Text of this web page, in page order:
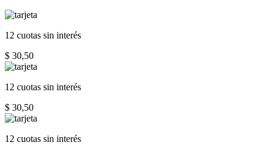
12 cuotas sin interés
$ 30,50
12 cuotas sin interés
$ 30,50
12 cuotas sin interés